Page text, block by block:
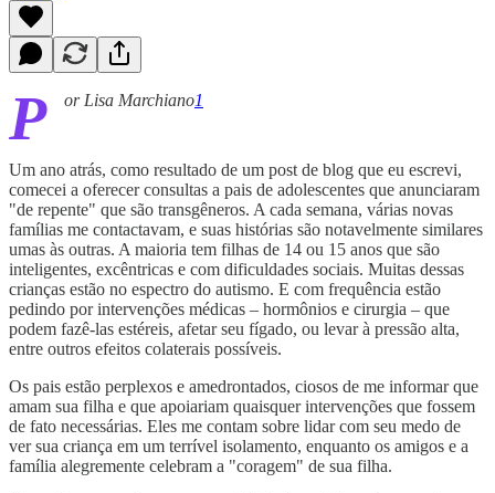
P or Lisa Marchiano1
Um ano atrás, como resultado de um post de blog que eu escrevi,
comecei a oferecer consultas a pais de adolescentes que anunciaram
"de repente" que são transgêneros. A cada semana, várias novas
famílias me contactavam, e suas histórias são notavelmente similares
umas às outras. A maioria tem filhas de 14 ou 15 anos que são
inteligentes, excêntricas e com dificuldades sociais. Muitas dessas
crianças estão no espectro do autismo. E com frequência estão
pedindo por intervenções médicas – hormônios e cirurgia – que
podem fazê-las estéreis, afetar seu fígado, ou levar à pressão alta,
entre outros efeitos colaterais possíveis.
Os pais estão perplexos e amedrontados, ciosos de me informar que
amam sua filha e que apoiariam quaisquer intervenções que fossem
de fato necessárias. Eles me contam sobre lidar com seu medo de
ver sua criança em um terrível isolamento, enquanto os amigos e a
família alegremente celebram a "coragem" de sua filha.